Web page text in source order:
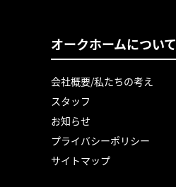
オークホームについて
会社概要/私たちの考え
スタッフ
お知らせ
プライバシーポリシー
サイトマップ